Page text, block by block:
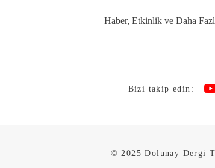
Haber, Etkinlik ve Daha
Bizi takip edin:
© 2025 Dolunay Dergi